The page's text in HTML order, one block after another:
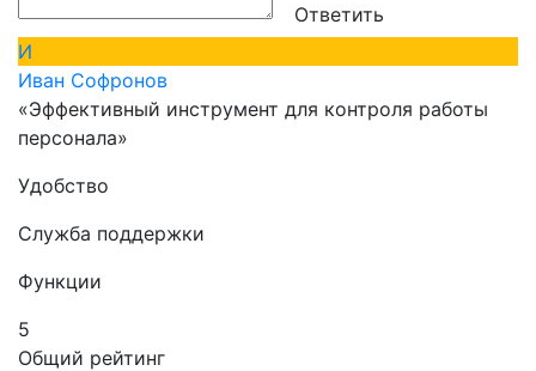
Ответить
И
Иван Софронов
«Эффективный инструмент для контроля работы
персонала»
Удобство
Служба поддержки
Функции
5
Общий рейтинг